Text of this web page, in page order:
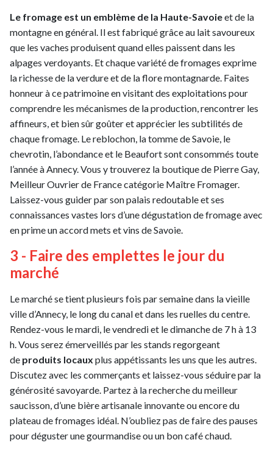
Le fromage est un emblème de la Haute-Savoieet de la
montagne en général. Il est fabriqué grâce au lait savoureux
que les vaches produisent quand elles paissent dans les
alpages verdoyants. Et chaque variété de fromages exprime
la richesse de la verdure et de la flore montagnarde. Faites
honneur à ce patrimoine en visitant des exploitations pour
comprendre les mécanismes de la production, rencontrer les
affineurs, et bien sûr goûter et apprécier les subtilités de
chaque fromage. Le reblochon, la tomme de Savoie, le
chevrotin, l’abondance et le Beaufort sont consommés toute
l’année à Annecy. Vous y trouverez la boutique de Pierre Gay,
Meilleur Ouvrier de France catégorie Maître Fromager.
Laissez-vous guider par son palais redoutable et ses
connaissances vastes lors d’une dégustation de fromage avec
en prime un accord mets et vins de Savoie.
3 - Faire des emplettes le jour du
marché
Le marché se tient plusieurs fois par semaine dans la vieille
ville d’Annecy, le long du canal et dans les ruelles du centre.
Rendez-vous le mardi, le vendredi et le dimanche de 7 h à 13
h. Vous serez émerveillés par les stands regorgeant
de produits locaux plus appétissants les uns que les autres.
Discutez avec les commerçants et laissez-vous séduire par la
générosité savoyarde. Partez à la recherche du meilleur
saucisson, d’une bière artisanale innovante ou encore du
plateau de fromages idéal. N’oubliez pas de faire des pauses
pour déguster une gourmandise ou un bon café chaud.